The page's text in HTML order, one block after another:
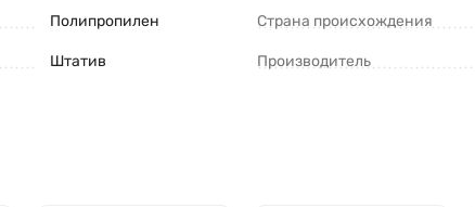
Полипропилен
Штатив
Страна происхождения
Производитель